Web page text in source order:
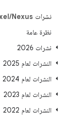
نشرات Pixel /Nexus
نظرة عامة
نشرات 2026
النشرات لعام 2025
النشرات لعام 2024
النشرات لعام 2023
النشرات لعام 2022